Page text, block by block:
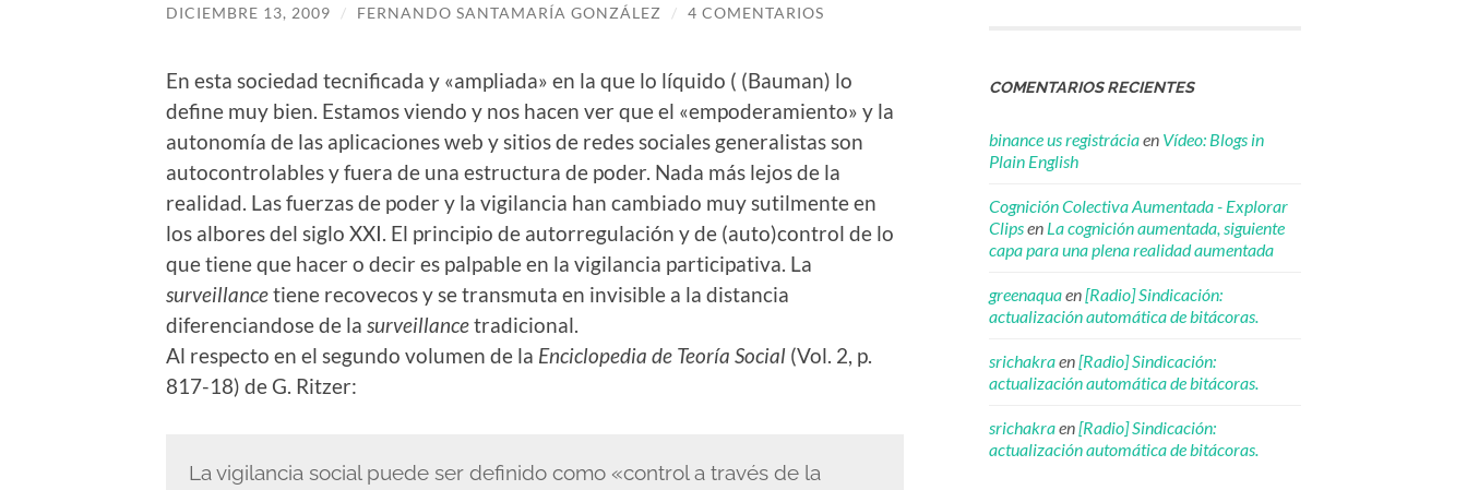
DICIEMBRE 13, 2009 / FERNANDO SANTAMARÍA GONZÁLEZ / 4 COMENTARIOS
En esta sociedad tecnificada y «ampliada» en la que lo líquido ( (Bauman) lo
define muy bien. Estamos viendo y nos hacen ver que el «empoderamiento» y la
autonomía de las aplicaciones web y sitios de redes sociales generalistas son
autocontrolables y fuera de una estructura de poder. Nada más lejos de la
realidad. Las fuerzas de poder y la vigilancia han cambiado muy sutilmente en
los albores del siglo XXI. El principio de autorregulación y de (auto)control de lo
que tiene que hacer o decir es palpable en la vigilancia participativa. La
surveillancetiene recovecos y se transmuta en invisible a la distancia
diferenciandose de la surveillancetradicional.
Al respecto en el segundo volumen de la Enciclopedia de Teoría Social (Vol. 2, p.
817-18) de G. Ritzer:
La vigilancia social puede ser definido como «control a través de la
COMENTARIOS RECIENTES
binance us registráciaen Vídeo: Blogs in
Plain English
Cognición Colectiva Aumentada - Explorar
Clipsen La cognición aumentada, siguiente
capa para una plena realidad aumentada
greenaquaen[Radio] Sindicación:
actualización automática de bitácoras.
srichakraen[Radio] Sindicación:
actualización automática de bitácoras.
srichakraen[Radio] Sindicación:
actualización automática de bitácoras.